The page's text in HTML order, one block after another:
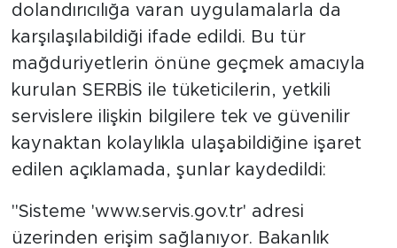
dolandırıcılığa varan uygulamalarla da
karşılaşılabildiği ifade edildi. Bu tür
mağduriyetlerin önüne geçmek amacıyla
kurulan SERBİS ile tüketicilerin, yetkili
servislere ilişkin bilgilere tek ve güvenilir
kaynaktan kolaylıkla ulaşabildiğine işaret
edilen açıklamada, şunlar kaydedildi:
"Sisteme 'www.servis.gov.tr' adresi
üzerinden erişim sağlanıyor. Bakanlık